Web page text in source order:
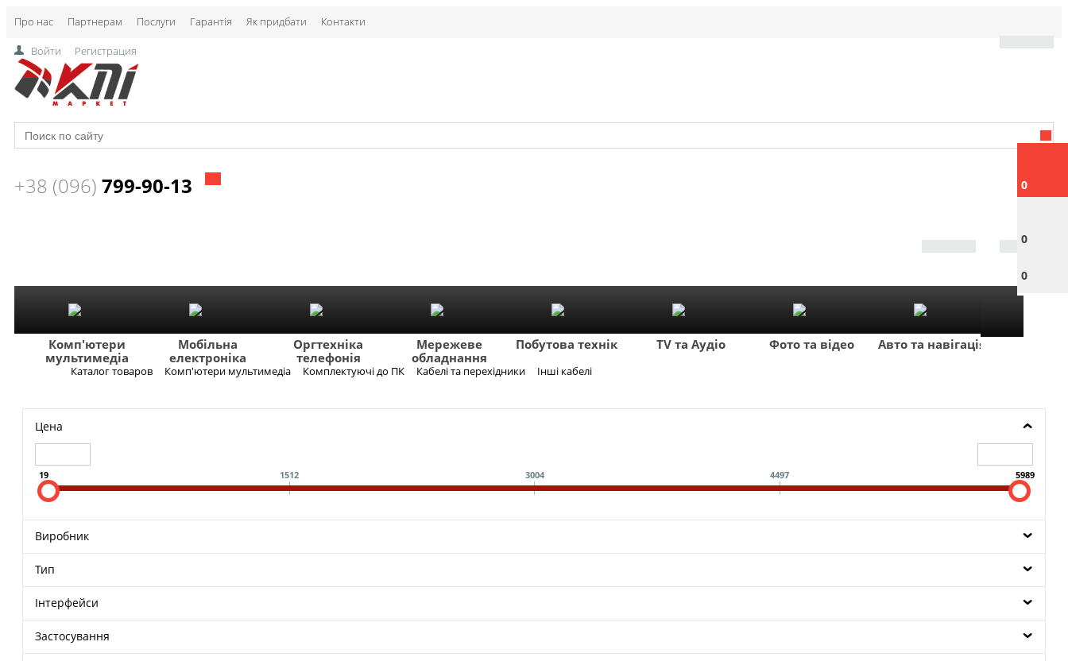
Про нас Партнерам Послуги Гарантія Як придбати Контакти
0
0
0
Войти Регистрация
+38 (096) 799-90-13
Комп'ютери
мультимедіа
Мобільна
електроніка
Оргтехніка
телефонія
Мережеве
обладнання
Побутова техніка TV та Аудіо Фото та відео Авто та навігація
Каталог товаров Комп'ютери мультимедіа Комплектуючі до ПК Кабелі та перехідники Інші кабелі
Цена
19 1512 3004 4497 5989
Виробник
Тип
Інтерфейси
Застосування